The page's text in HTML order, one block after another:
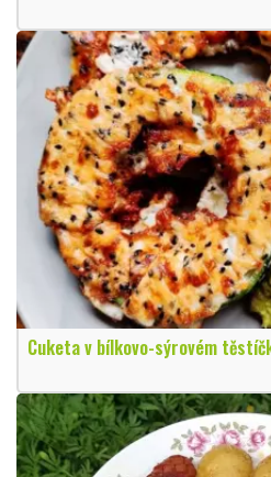
Cuketa v bílkovo-sýrovém